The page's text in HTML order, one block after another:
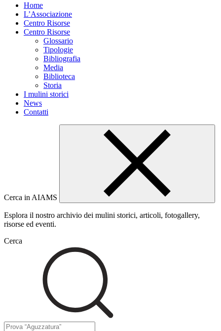
Home
L’Associazione
Centro Risorse
Centro Risorse
Glossario
Tipologie
Bibliografia
Media
Biblioteca
Storia
I mulini storici
News
Contatti
Cerca in AIAMS
Esplora il nostro archivio dei mulini storici, articoli, fotogallery,
risorse ed eventi.
Cerca